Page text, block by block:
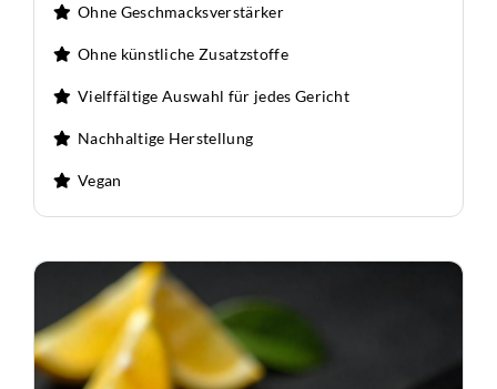
Ohne Geschmacksverstärker
Ohne künstliche Zusatzstoffe
Vielffältige Auswahl für jedes Gericht
Nachhaltige Herstellung
Vegan